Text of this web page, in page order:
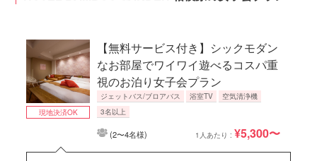
【無料サービス付き】シックモダン
なお部屋でワイワイ遊べるコスパ重
視のお泊り女子会プラン
ジェットバス/ブロアバス 浴室TV
空気清浄機
3名以上
(2〜4名様) 1人あたり : ¥5,300〜
現地決済OK